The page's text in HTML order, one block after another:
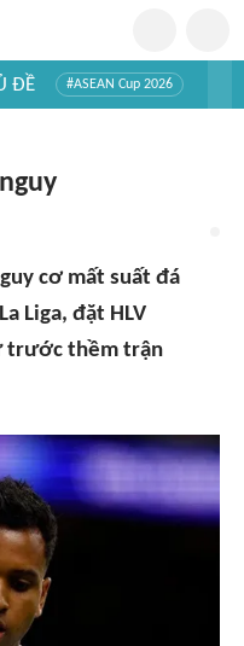
ĐỀ #ASEAN Cup 2026
cơ mất suất đá
Liga, đặt HLV
trước thềm trận